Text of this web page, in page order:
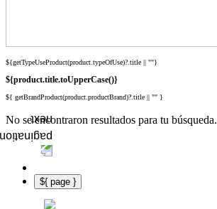
${getTypeUseProduct(product.typeOfUse)?.title || ""}
${product.title.toUpperCase()}
${ getBrandProduct(product.productBrand)?.title || "" }
No se encontraron resultados para tu búsqueda.
${ page }